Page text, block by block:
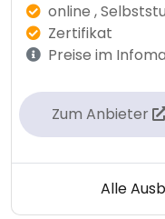
online ,
Zertifikat
Preise im
Zum Anbieter
Alle